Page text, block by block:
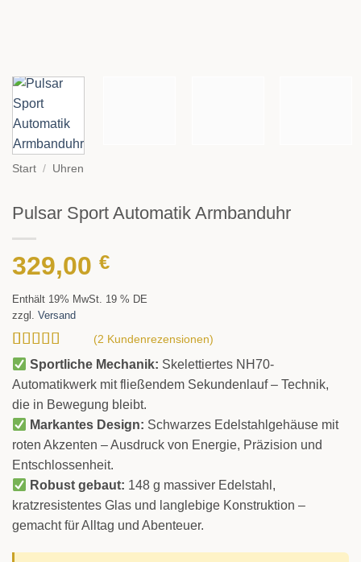
Start / Uhren
Pulsar Sport Automatik Armbanduhr
329,00 €
Enthält 19% MwSt. 19 % DE
zzgl. Versand
Bewertet mit
5 von 5,
basierend
auf
2
Kundenbewertungen
(2 Kundenrezensionen)
Sportliche Mechanik: Skelettiertes NH70-
Automatikwerk mit fließendem Sekundenlauf – Technik,
die in Bewegung bleibt.
Markantes Design: Schwarzes Edelstahlgehäuse mit
roten Akzenten – Ausdruck von Energie, Präzision und
Entschlossenheit.
Robust gebaut: 148 g massiver Edelstahl,
kratzresistentes Glas und langlebige Konstruktion –
gemacht für Alltag und Abenteuer.